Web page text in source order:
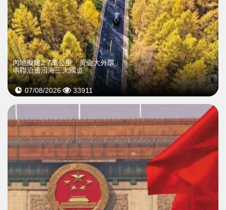
內地擬建2.7萬公里「黃金大外環」
串聯沿邊沿海三大國道
07/08/2026 33911